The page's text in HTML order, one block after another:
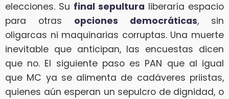
elecciones. Su final sepultura liberaría espacio
para otras opciones democráticas, sin
oligarcas ni maquinarias corruptas. Una muerte
inevitable que anticipan, las encuestas dicen
que no. El siguiente paso es PAN que al igual
que MC ya se alimenta de cadáveres priistas,
quienes aún esperan un sepulcro de dignidad, o